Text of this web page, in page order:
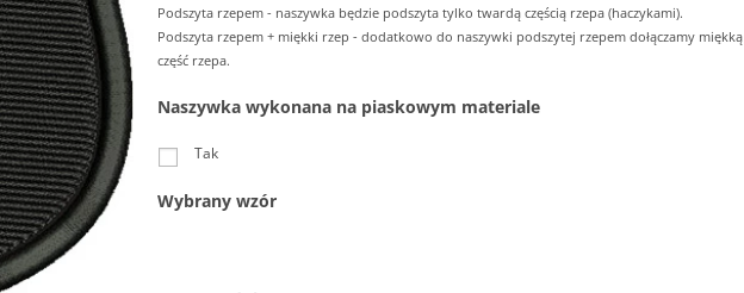
Podszyta rzepem - naszywka będzie podszyta tylko twardą częścią rzepa (haczykami).
Podszyta rzepem + miękki rzep - dodatkowo do naszywki podszytej rzepem dołączamy miękką
część rzepa.
Naszywka wykonana na piaskowym materiale
Tak
Wybrany wzór